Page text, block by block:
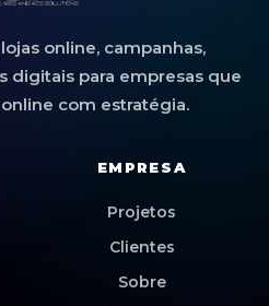
online, campanhas,
digitais para empresas que
com estratégia.
EMPRESA
Projetos
Clientes
Sobre